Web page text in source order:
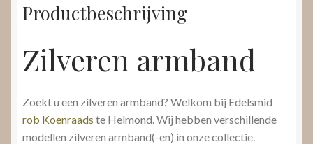
Productbeschrijving
Zilveren armband
Zoekt u een zilveren armband? Welkom bij Edelsmid
rob Koenraads te Helmond. Wij hebben verschillende
modellen zilveren armband(-en) in onze collectie.